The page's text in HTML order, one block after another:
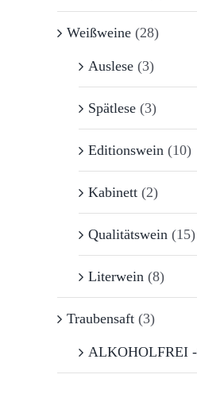
Weißweine (28)
Auslese (3)
Spätlese (3)
Editionswein (10)
Kabinett (2)
Qualitätswein (15)
Literwein (8)
Traubensaft (3)
ALKOHOLFREI